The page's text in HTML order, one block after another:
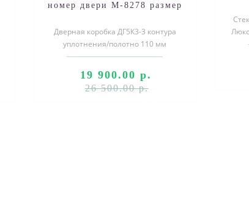
номер двери М-8278 размер
открывание
Дверная коробка ДГ5К3-3 контура
уплотнения/полотно 110 мм
Порошковое покрытие Муар серый
19 900.00 р.
26 500.00 р.